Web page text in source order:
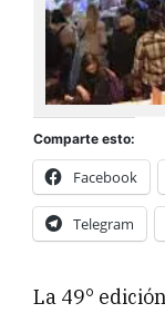
Comparte esto:
Facebook
Telegram
La 49°